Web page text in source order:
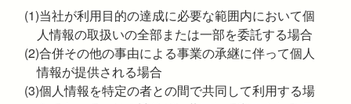
(1)当社が利用目的の達成に必要な範囲内において個
人情報の取扱いの全部または一部を委託する場合
(2)合併その他の事由による事業の承継に伴って個人
情報が提供される場合
(3)個人情報を特定の者との間で共同して利用する場